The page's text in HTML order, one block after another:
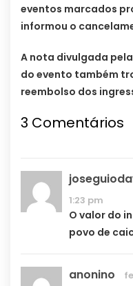
eventos marcados
informou o
A nota divulgada
do evento também
reembolso dos
3 Comentários
1:23 pm
O valor do
povo de
anonino